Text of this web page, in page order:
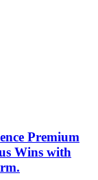
Premium
Wins with